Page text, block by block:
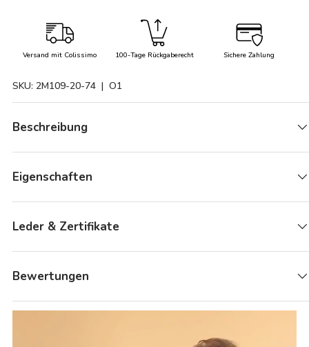
Versand mit Colissimo 100-Tage Rückgaberecht Sichere Zahlung
SKU: 2M109-20-74 | O1
Beschreibung
Eigenschaften
Leder & Zertifikate
Bewertungen